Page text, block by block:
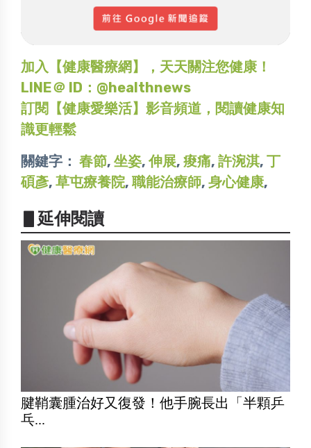
加入【健康醫療網】，天天關注您健康！
LINE＠ ID：@healthnews
訂閱【健康愛樂活】影音頻道，閱讀健康知
識更輕鬆
關鍵字： 春節, 坐姿,伸展, 痠痛, 許涴淇, 丁
碩彥, 草屯療養院, 職能治療師, 身心健康,
▋延伸閱讀
腱鞘囊腫治好又復發！他手腕長出「半顆乒
乓...